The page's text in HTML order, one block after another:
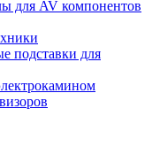
для AV компонентов
подставки для